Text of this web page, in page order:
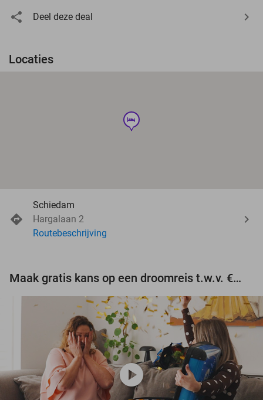
Deel deze deal
Locaties
hotel
Schiedam
Hargalaan 2
Routebeschrijving
Maak gratis kans op een droomreis t.w.v. €3.000!
play_circle